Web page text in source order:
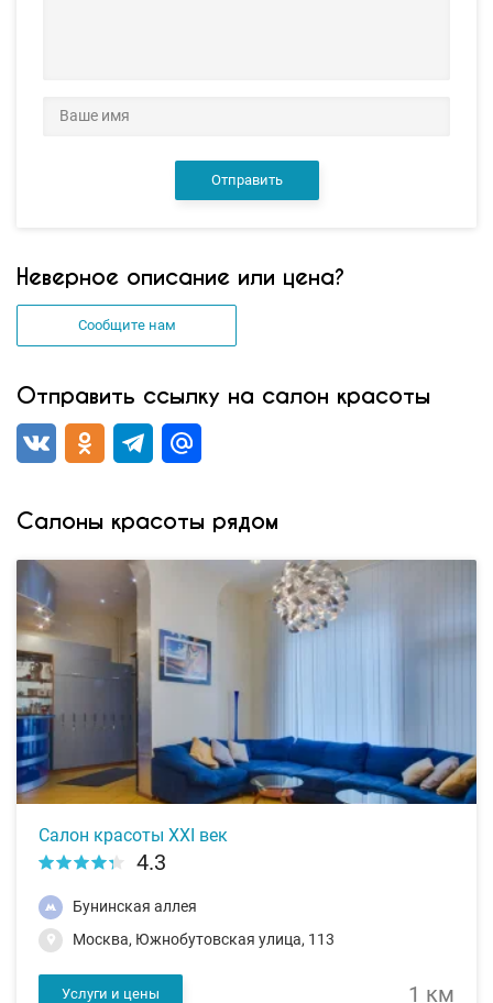
Отправить
Неверное описание или цена?
Сообщите нам
Отправить ссылку на салон красоты
Салоны красоты рядом
Салон красоты XXI век
4.3
Бунинская аллея
Москва, Южнобутовская улица, 113
Услуги и цены 1 км